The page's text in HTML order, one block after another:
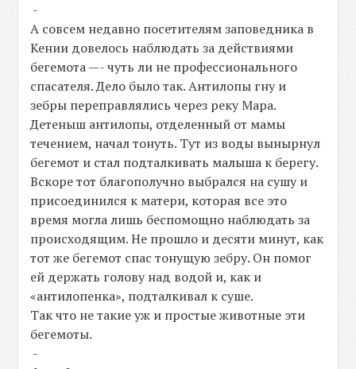
-
А совсем недавно посетителям заповедника в
Кении довелось наблюдать за действиями
бегемота —- чуть ли не профессионального
спасателя. Дело было так. Антилопы гну и
зебры переправлялись через реку Мара.
Детеныш антилопы, отделенный от мамы
течением, начал тонуть. Тут из воды вынырнул
бегемот и стал подталкивать малыша к берегу.
Вскоре тот благополучно выбрался на сушу и
присоединился к матери, которая все это
время могла лишь беспомощно наблюдать за
происходящим. Не прошло и десяти минут, как
тот же бегемот спас тонущую зебру. Он помог
ей держать голову над водой и, как и
«антилопенка», подталкивал к суше.
Так что не такие уж и простые животные эти
бегемоты.
-